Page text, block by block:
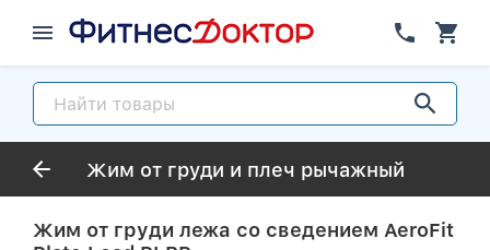
Жим от груди и плеч рычажный
Жим от груди лежа со сведением AeroFit